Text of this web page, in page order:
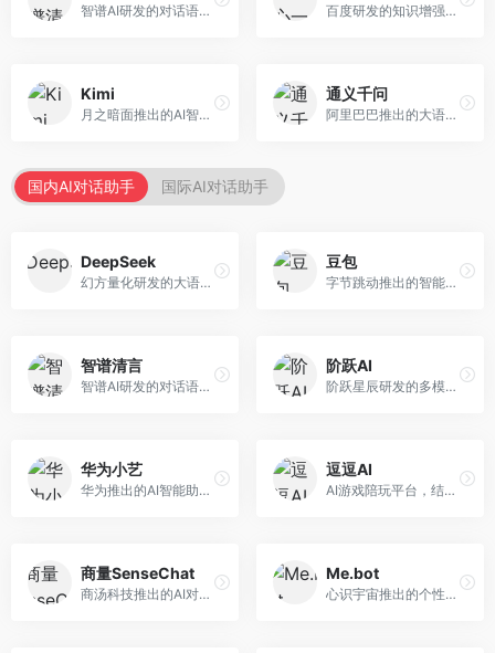
智谱AI研发的对话语言模型，支持中英双语交互。面向中文用户和开发者，提供知识问答、代码编写、文档解读等服务，开源生态完善，学术研究背景深厚。 百度研发的知识增强大语言模型，深度融合百度知识图谱和搜索能力。面向中文用户，提供知识问答、文本创作、逻辑推理等服务，中文语境理解准确，知识覆盖面广。
Kimi
月之暗面推出的AI智能助手，核心优势在于超长文本处理能力，支持20万字以上文档分析。面向学术研究者、职场人士和内容创作者，提供文档解读、PPT生成、联网搜索等综合服务。
通义千问
阿里巴巴推出的大语言模型平台，提供对话问答、文档处理、图像理解、代码编写等全方位AI服务。面向企业用户和个人开发者，集成阿里云生态，支持多模态交互，企业级安全保障。
国内AI对话助手 国际AI对话助手
DeepSeek
幻方量化研发的大语言模型平台，专注于深度推理和代码生成能力。面向开发者、研究人员和技术爱好者，提供强大的逻辑推理和数学计算功能，开源生态完善，API接口友好。
豆包
字节跳动推出的智能对话助手平台，提供文本创作、知识问答、英语学习等多种AI服务。面向普通用户和内容创作者，支持多轮对话和文件解析，免费使用，响应速度快，中文理解能力强。
智谱清言
智谱AI研发的对话语言模型，支持中英双语交互。面向中文用户和开发者，提供知识问答、代码编写、文档解读等服务，开源生态完善，学术研究背景深厚。
阶跃AI
阶跃星辰研发的多模态大模型平台，支持文本、图像、视频的综合理解与生成。面向创作者和企业客户，提供内容创作、智能分析等服务，多模态能力突出。
华为小艺
华为推出的AI智能助手网页端，深度整合鸿蒙生态和华为云服务。面向华为设备用户，支持语音交互、智能问答、设备控制等功能，与华为硬件生态无缝衔接。
逗逗AI
AI游戏陪玩平台，结合游戏理解和自然语言交互技术。面向游戏玩家，提供游戏攻略、陪玩互动、社交聊天等服务，游戏知识丰富，互动体验有趣。
商量SenseChat
商汤科技推出的AI对话平台，结合计算机视觉和自然语言处理技术。面向企业用户和开发者，支持多模态交互，视觉理解能力强，适合智能客服和内容创作场景。
Me.bot
心识宇宙推出的个性化AI伴侣，专注于情感交互和个人助理服务。面向个人用户，支持日程管理、情感陪伴、知识问答等功能，交互体验人性化。